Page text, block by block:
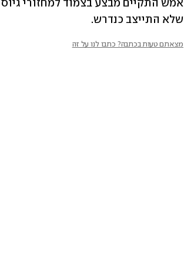
שלא התייצב כנדרש.
מצאתם טעות בכתבה? כתבו לנו על זה